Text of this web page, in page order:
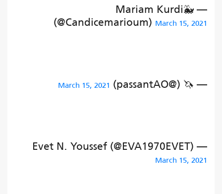
— Mariam Kurdi🐳
(@Candicemarioum) March 15, 2021
— 🦄 (@passantAO)
March 15, 2021
— Evet N. Youssef (@EVA1970EVET)
March 15, 2021